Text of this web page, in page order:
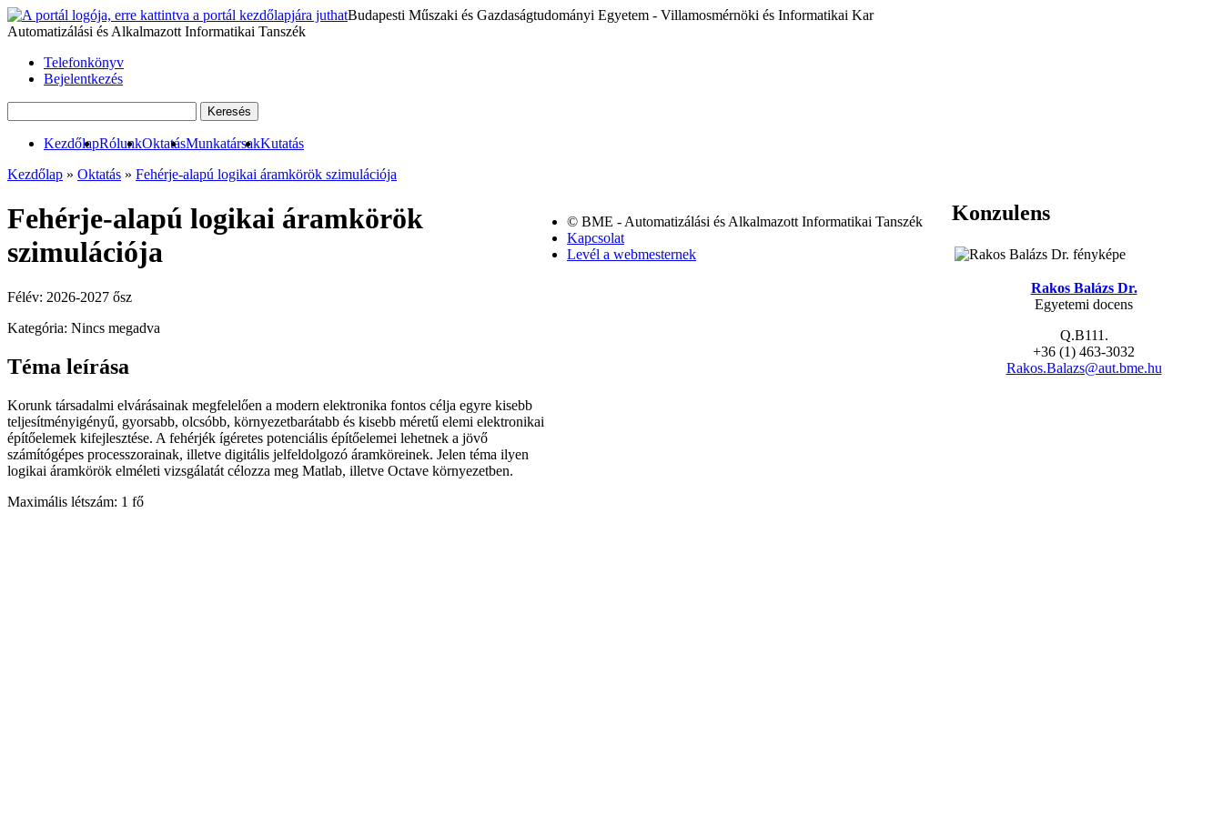
Budapesti Műszaki és Gazdaságtudományi Egyetem - Villamosmérnöki és Informatikai Kar
Automatizálási és Alkalmazott Informatikai Tanszék
Telefonkönyv
Bejelentkezés
KezdőlapRólunkOktatásMunkatársakKutatás
Kezdőlap » Oktatás » Fehérje-alapú logikai áramkörök szimulációja
Fehérje-alapú logikai áramkörök
szimulációja
Félév: 2026-2027 ősz
Kategória: Nincs megadva
Téma leírása
Korunk társadalmi elvárásainak megfelelően a modern elektronika fontos célja egyre kisebb
teljesítményigényű, gyorsabb, olcsóbb, környezetbarátabb és kisebb méretű elemi elektronikai
építőelemek kifejlesztése. A fehérjék ígéretes potenciális építőelemei lehetnek a jövő
számítógépes processzorainak, illetve digitális jelfeldolgozó áramköreinek. Jelen téma ilyen
logikai áramkörök elméleti vizsgálatát célozza meg Matlab, illetve Octave környezetben.
Maximális létszám: 1 fő
Konzulens
Rakos Balázs Dr.
Egyetemi docens
Q.B111.
+36 (1) 463-3032
Rakos.Balazs@aut.bme.hu
© BME - Automatizálási és Alkalmazott Informatikai Tanszék
Kapcsolat
Levél a webmesternek